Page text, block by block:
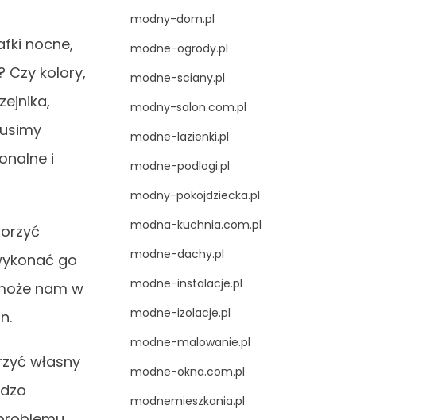
nocne,
Czy kolory,
i
go
nam w
własny
modny-dom.pl
modne-ogrody.pl
modne-sciany.pl
modny-salon.com.pl
modne-lazienki.pl
modne-podlogi.pl
modny-pokojdziecka.pl
modna-kuchnia.com.pl
modne-dachy.pl
modne-instalacje.pl
modne-izolacje.pl
modne-malowanie.pl
modne-okna.com.pl
modnemieszkania.pl